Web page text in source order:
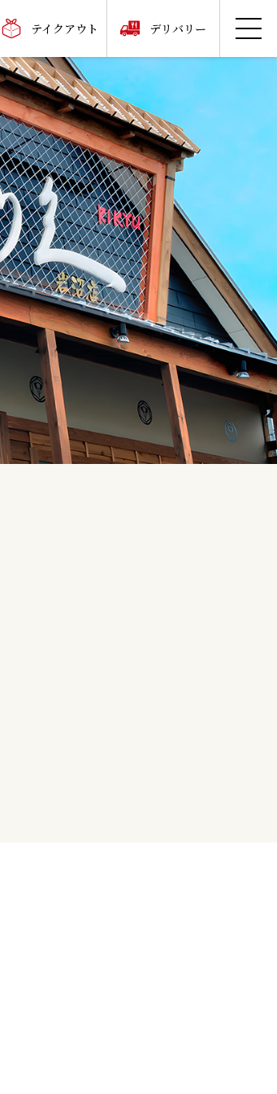
テイクアウト デリバリー